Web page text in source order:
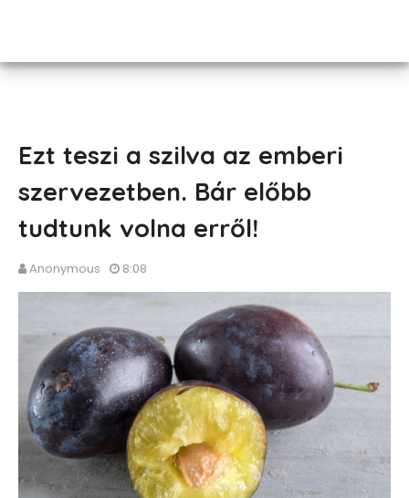
Ezt teszi a szilva az emberi
szervezetben. Bár előbb
tudtunk volna erről!
Anonymous 8:08